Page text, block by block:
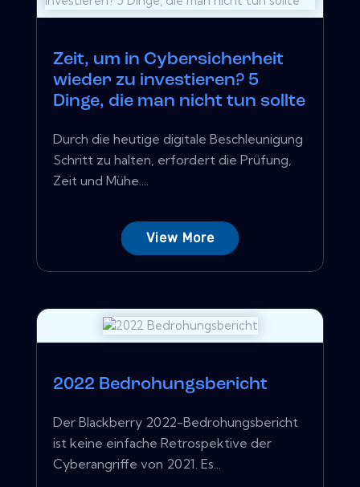
Zeit, um in Cybersicherheit
wieder zu investieren? 5
Dinge, die man nicht tun sollte
Durch die heutige digitale Beschleunigung
Schritt zu halten, erfordert die Prüfung,
Zeit und Mühe....
View More
2022 Bedrohungsbericht
Der Blackberry 2022-Bedrohungsbericht
ist keine einfache Retrospektive der
Cyberangriffe von 2021. Es...